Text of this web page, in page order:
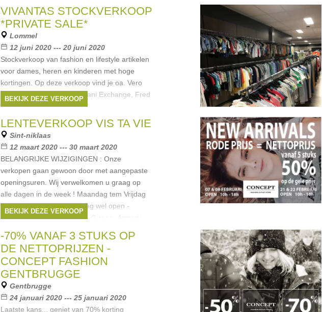
Merken:Vingino,Only,Pepe Jeans, Vero
Moda G-Star , ...
VIVANTAS STOCKVERKOOP
*PRIVATE SALE*
Lommel
12 juni 2020 --- 20 juni 2020
Stockverkoop van fashion en lifestyle artikelen
voor dames, heren en kinderen met hoge
kortingen. Op deze verkoop vind je oa. Vero
Moda, Tommy Hilfiger, Armani Exchange, Fred
Perry, Guess, Jack Jones,
Merken: Guess,Esprit,Lacoste,Gant,
Replay , ...
BEKIJK DEZE VERKOOP
LENTEVERKOOP VIS TA VIE
Sint-niklaas
12 maart 2020 --- 30 maart 2020
BELANGRIJKE WIJZIGINGEN : Onze
verkopen gaan gewoon door met aangepaste
openingsuren. Wij verwelkomen u graag op
alle dagen in de week ! Maandag tem Vrijdag
11u - 20u - Vanaf nu dinsdag wel open -
Merken:Ralph Lauren,
BEKIJK DEZE VERKOOP
-70% VANAF 3 STUKS OP
DE NETTOPRIJZEN -
CONCEPT FASHION
GENTBRUGGE
Gentbrugge
24 januari 2020 --- 25 januari 2020
Laatste kans... geniet van 70% korting